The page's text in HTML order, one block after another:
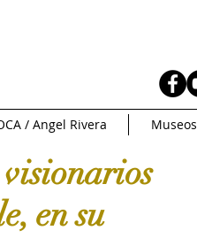
MUSEOS
INFOBAE|AMERICA
en su
/ Angel Rivera Museos